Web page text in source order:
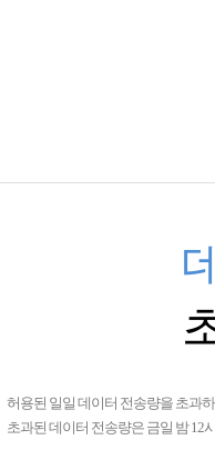
허용된 일일 데이터 전송량을 초과
초과된 데이터 전송량은 금일 밤 12